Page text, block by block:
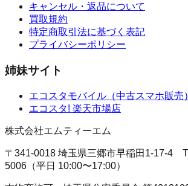
キャンセル・返品について
買取規約
特定商取引法に基づく表記
プライバシーポリシー
姉妹サイト
エコスタモバイル （中古スマホ販売）
エコスタ! 楽天市場店
株式会社エムティーエム
〒341-0018 埼玉県三郷市早稲田1-17-4
5006 （平日 10:00〜17:00）